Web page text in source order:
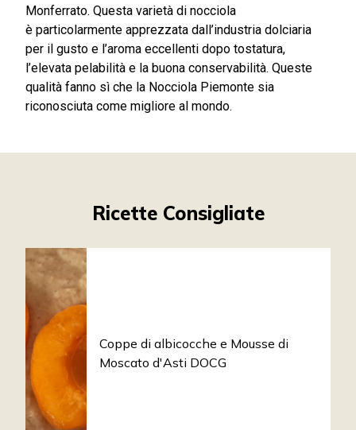
Monferrato. Questa varietà di nocciola
è particolarmente apprezzata dall’industria dolciaria
per il gusto e l’aroma eccellenti dopo tostatura,
l’elevata pelabilità e la buona conservabilità. Queste
qualità fanno sì che la Nocciola Piemonte sia
riconosciuta come migliore al mondo.
Ricette Consigliate
Coppe di albicocche e Mousse di
Moscato d'Asti DOCG